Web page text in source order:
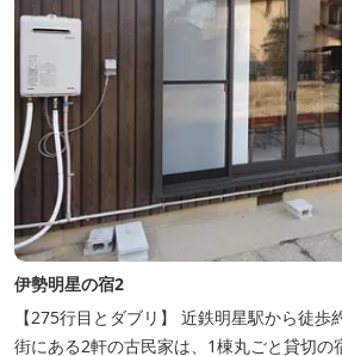
伊勢明星の宿2
【275行目とダブリ】 近鉄明星駅から徒
街にある2軒の古民家は、1棟丸ごと貸切の